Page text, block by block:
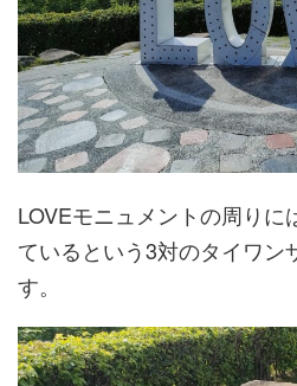
LOVEモニュメントの周りに
ているという3対のタイワン
す。